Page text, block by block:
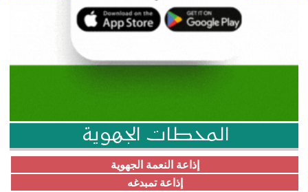
المحطات الجهوية
إذاعة النعمة الجهوية
إذاعة تمبدغه